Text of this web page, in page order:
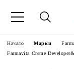
Начало Марки
Farmavita Creme